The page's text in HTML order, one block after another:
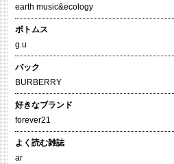
earth music&ecology
ボトムス
g.u
バック
BURBERRY
好きなブランド
forever21
よく読む雑誌
ar